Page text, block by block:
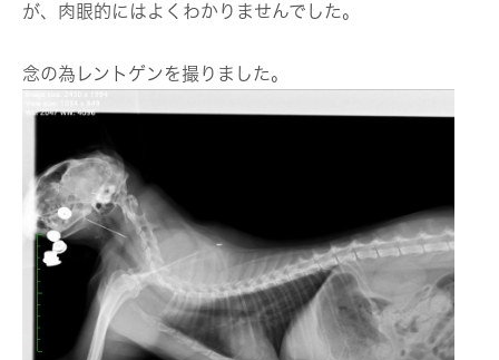
が、肉眼的にはよくわかりませんでした。
念の為レントゲンを撮りました。